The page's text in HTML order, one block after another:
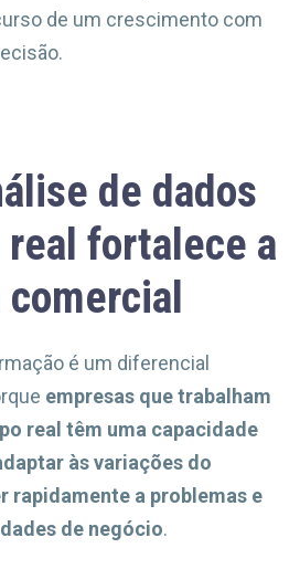
de um crescimento com
de dados
fortalece a
é um diferencial
empresas que trabalham
real têm uma capacidade
às variações do
rapidamente a problemas e
de negócio.